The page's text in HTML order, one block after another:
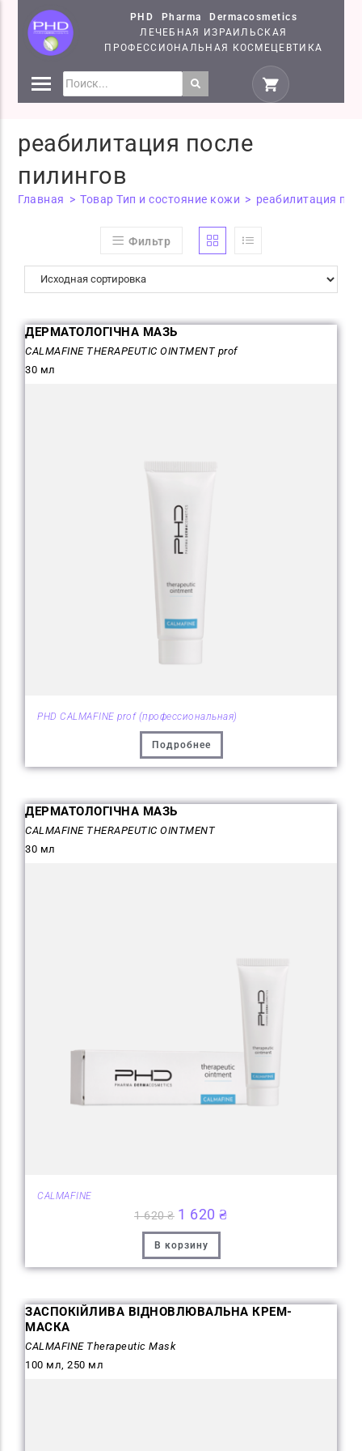
PHD Pharma Dermacosmetics
ЛЕЧЕБНАЯ ИЗРАИЛЬСКАЯ
ПРОФЕССИОНАЛЬНАЯ КОСМЕЦЕВТИКА
КОСМЕЦЕВТИКИ PHD
реабилитация после
пилингов
Главная > Товар Тип и состояние кожи > реабилитация
Фильтр
ДЕРМАТОЛОГІЧНА МАЗЬ
CALMAFINE THERAPEUTIC OINTMENT prof
30 мл
PHD CALMAFINE prof (профессиональная)
Подробнее
ДЕРМАТОЛОГІЧНА МАЗЬ
CALMAFINE THERAPEUTIC OINTMENT
30 мл
CALMAFINE
1 620₴ 1 620₴
В корзину
ЗАСПОКІЙЛИВА ВІДНОВЛЮВАЛЬНА КРЕМ-
МАСКА
CALMAFINE Therapeutic Mask
100 мл, 250 мл